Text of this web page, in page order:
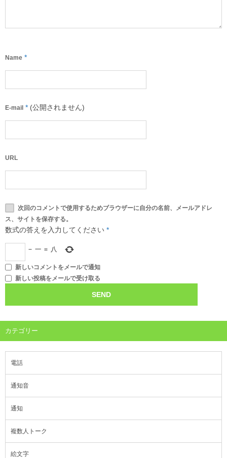
Name *
E-mail * (公開されません)
URL
次回のコメントで使用するためブラウザーに自分の名前、メールアドレ
ス、サイトを保存する。
数式の答えを入力してください *
− 一 = 八
新しいコメントをメールで通知
新しい投稿をメールで受け取る
カテゴリー
電話
通知音
通知
複数人トーク
絵文字